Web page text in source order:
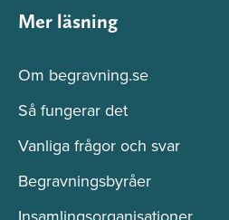
Mer läsning
Om begravning.se
Så fungerar det
Vanliga frågor och svar
Begravningsbyråer